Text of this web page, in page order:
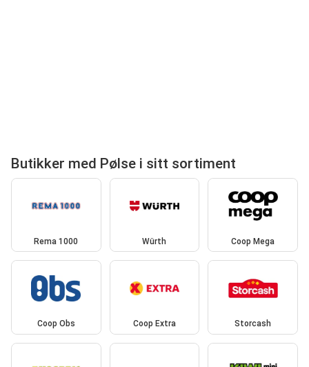
Butikker med Pølse i sitt sortiment
Rema 1000 Würth Coop Mega
Coop Obs Coop Extra Storcash